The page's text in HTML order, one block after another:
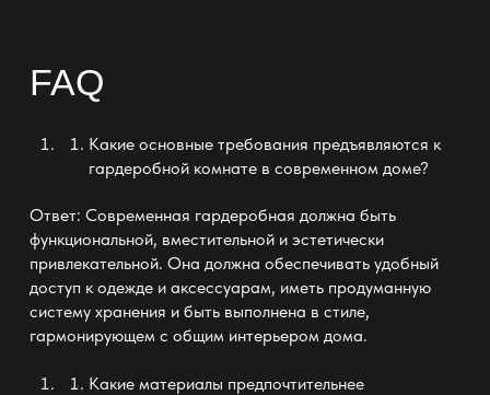
FAQ
Какие основные требования предъявляются к
гардеробнойкомнате в современном доме?
Ответ: Современная гардеробная должна быть
функциональной, вместительной и эстетически
привлекательной. Она должна обеспечивать удобный
доступ к одежде и аксессуарам, иметь продуманную
систему хранения и быть выполнена в стиле,
гармонирующем с общим интерьером дома.
Какие материалы предпочтительнее